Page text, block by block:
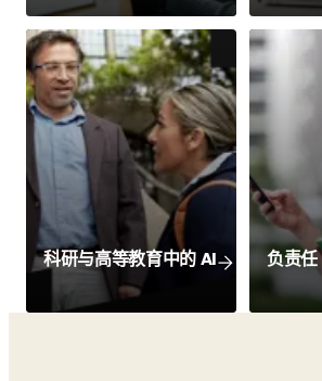
科研与高等教育中的 AI 负责任